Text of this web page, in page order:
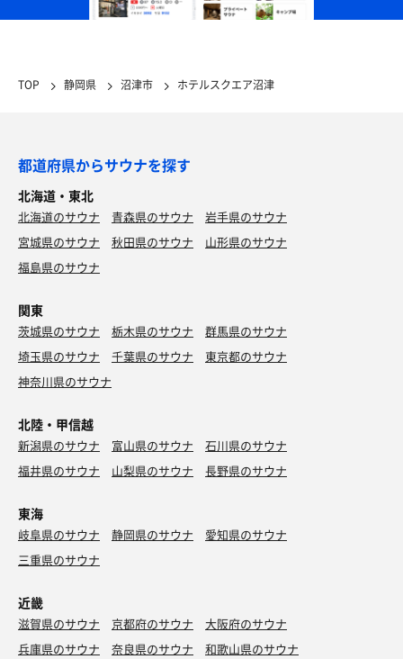
TOP 静岡県 沼津市 ホテルスクエア沼津
都道府県からサウナを探す
北海道・東北
北海道のサウナ 青森県のサウナ
岩手県のサウナ
宮城県のサウナ
秋田県のサウナ
山形県のサウナ
福島県のサウナ
関東
茨城県のサウナ 栃木県のサウナ
群馬県のサウナ
埼玉県のサウナ
千葉県のサウナ
東京都のサウナ
神奈川県のサウナ
北陸・甲信越
新潟県のサウナ 富山県のサウナ
石川県のサウナ
福井県のサウナ
山梨県のサウナ 長野県のサウナ
東海
岐阜県のサウナ 静岡県のサウナ
愛知県のサウナ
三重県のサウナ
近畿
滋賀県のサウナ 京都府のサウナ
大阪府のサウナ
兵庫県のサウナ
奈良県のサウナ 和歌山県のサウナ